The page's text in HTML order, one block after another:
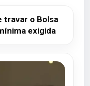
travar o Bolsa
exigida